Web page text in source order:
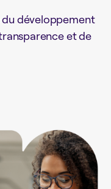
du développement
et de